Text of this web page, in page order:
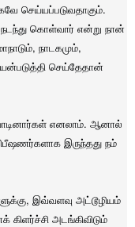
செய்யப்படுவதாகும்.
கொள்வார் என்று நான்
நாடகமும்,
செய்தேதான்
எனலாம். ஆனால்
இருந்தது நம்
இவ்வளவு அட்டூழியம்
கிளர்ச்சி அடங்கிவிடும்